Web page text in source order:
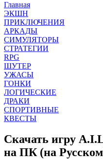
Главная
ЭКШН
ПРИКЛЮЧЕНИЯ
АРКАДЫ
СИМУЛЯТОРЫ
СТРАТЕГИИ
RPG
ШУТЕР
УЖАСЫ
ГОНКИ
ЛОГИЧЕСКИЕ
ДРАКИ
СПОРТИВНЫЕ
КВЕСТЫ
Скачать игру
на ПК (на